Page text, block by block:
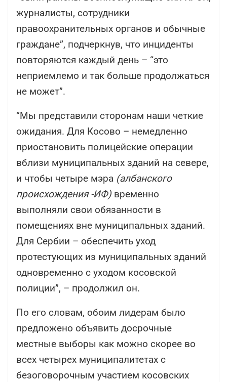
журналисты, сотрудники
правоохранительных органов и обычные
граждане”, подчеркнув, что инциденты
повторяются каждый день – “это
неприемлемо и так больше продолжаться
не может”.
“Мы представили сторонам наши четкие
ожидания. Для Косово – немедленно
приостановить полицейские операции
вблизи муниципальных зданий на севере,
и чтобы четыре мэра (албанского
происхождения -ИФ) временно
выполняли свои обязанности в
помещениях вне муниципальных зданий.
Для Сербии – обеспечить уход
протестующих из муниципальных зданий
одновременно с уходом косовской
полиции”, – продолжил он.
По его словам, обоим лидерам было
предложено объявить досрочные
местные выборы как можно скорее во
всех четырех муниципалитетах с
безоговорочным участием косовских